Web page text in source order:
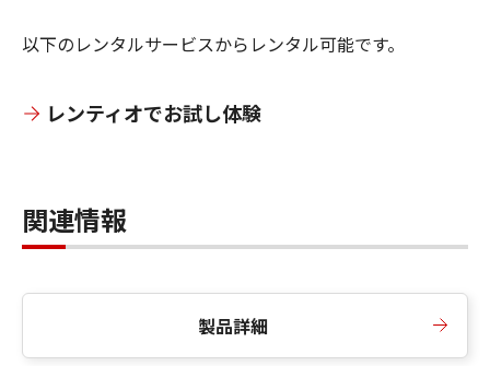
以下のレンタルサービスからレンタル可能です。
レンティオでお試し体験
関連情報
製品詳細